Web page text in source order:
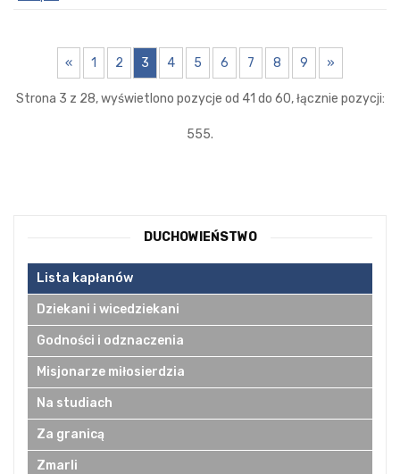
« 1 2 3 4 5 6 7 8 9 »
Strona 3 z 28, wyświetlono pozycje od 41 do 60, łącznie pozycji:
555.
DUCHOWIEŃSTWO
Lista kapłanów
Dziekani i wicedziekani
Godności i odznaczenia
Misjonarze miłosierdzia
Na studiach
Za granicą
Zmarli